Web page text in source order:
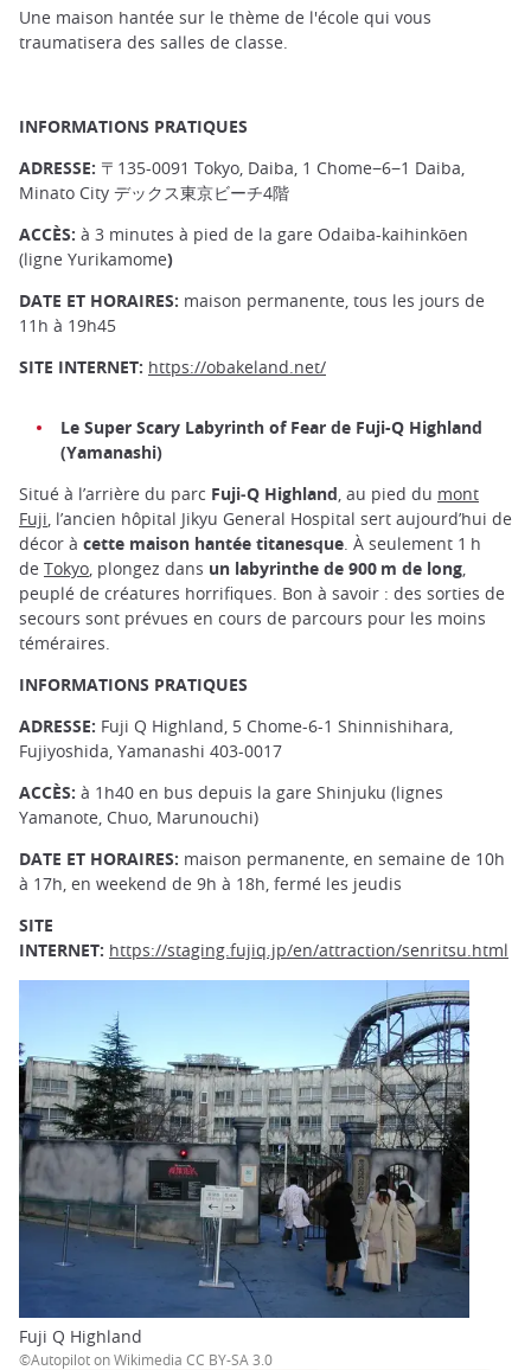
Une maison hantée sur le thème de l'école qui vous
traumatisera des salles de classe.
INFORMATIONS PRATIQUES
ADRESSE: 〒135-0091 Tokyo, Daiba, 1 Chome−6−1 Daiba,
Minato City デックス東京ビーチ4階
ACCÈS: à 3 minutes à pied de la gare Odaiba-kaihinkōen
(ligne Yurikamome)
DATE ET HORAIRES: maison permanente, tous les jours de
11h à 19h45
SITE INTERNET: https://obakeland.net/
Le Super Scary Labyrinth of Fear de Fuji-Q Highland
(Yamanashi)
Situé à l’arrière du parc Fuji‑Q Highland , au pied du mont
Fuji , l’ancien hôpital Jikyu General Hospital sert aujourd’hui de
décor à cette maison hantée titanesque . À seulement 1 h
de Tokyo , plongez dans un labyrinthe de 900 m de long
peuplé de créatures horrifiques. Bon à savoir : des sorties de
secours sont prévues en cours de parcours pour les moins
téméraires.
INFORMATIONS PRATIQUES
ADRESSE: Fuji Q Highland, 5 Chome-6-1 Shinnishihara,
Fujiyoshida, Yamanashi 403-0017
ACCÈS: à 1h40 en bus depuis la gare Shinjuku (lignes
Yamanote, Chuo, Marunouchi)
DATE ET HORAIRES: maison permanente, en semaine de 10h
à 17h, en weekend de 9h à 18h, fermé les jeudis
SITE
INTERNET: https://staging.fujiq.jp/en/attraction/senritsu.html
Fuji Q Highland
©Autopilot on Wikimedia CC BY-SA 3.0